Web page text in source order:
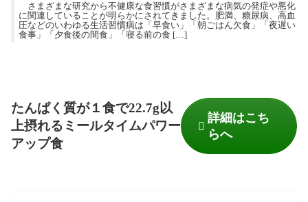
さまざまな研究から不健康な食習慣がさまざまな病気の発症や悪化
に関連していることが明らかにされてきました。肥満、糖尿病、高血
圧などのいわゆる生活習慣病は「早食い」「朝ごはん欠食」「夜遅い
食事」「夕食後の間食」「寝る前の食 […]
たんぱく質が１食で22.7g以
上摂れるミールタイムパワー
アップ食
詳細はこち
らへ